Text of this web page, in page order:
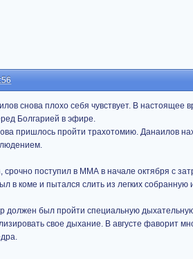
снова плохо себя чувствует. В
Болгарией в эфире.
пришлось пройти трахотомию. Данаилов
срочно поступил в ММА в начале октября с
в коме и пытался слить из легких собранную
должен был пройти специальную
свое дыхание. В августе фаворит